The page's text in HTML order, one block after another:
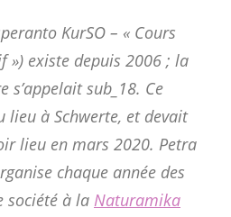
KurSO – « Cours
») existe depuis 2006 ; la
s’appelait sub_18. Ce
lieu à Schwerte, et devait
lieu en mars 2020. Petra
chaque année des
société à la Naturamika